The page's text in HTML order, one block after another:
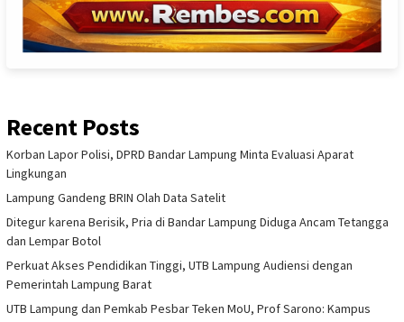
Recent Posts
Korban Lapor Polisi, DPRD Bandar Lampung Minta Evaluasi Aparat
Lingkungan
Lampung Gandeng BRIN Olah Data Satelit
Ditegur karena Berisik, Pria di Bandar Lampung Diduga Ancam Tetangga
dan Lempar Botol
Perkuat Akses Pendidikan Tinggi, UTB Lampung Audiensi dengan
Pemerintah Lampung Barat
UTB Lampung dan Pemkab Pesbar Teken MoU, Prof Sarono: Kampus